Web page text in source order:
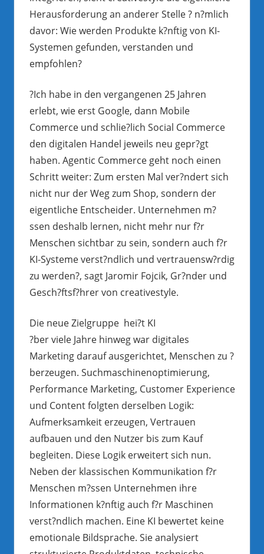
Herausforderung an anderer Stelle ? n?mlich
davor: Wie werden Produkte k?nftig von KI-
Systemen gefunden, verstanden und
empfohlen?
?Ich habe in den vergangenen 25 Jahren
erlebt, wie erst Google, dann Mobile
Commerce und schlie?lich Social Commerce
den digitalen Handel jeweils neu gepr?gt
haben. Agentic Commerce geht noch einen
Schritt weiter: Zum ersten Mal ver?ndert sich
nicht nur der Weg zum Shop, sondern der
eigentliche Entscheider. Unternehmen m?
ssen deshalb lernen, nicht mehr nur f?r
Menschen sichtbar zu sein, sondern auch f?r
KI-Systeme verst?ndlich und vertrauensw?rdig
zu werden?, sagt Jaromir Fojcik, Gr?nder und
Gesch?ftsf?hrer von creativestyle.
Die neue Zielgruppe hei?t KI
?ber viele Jahre hinweg war digitales
Marketing darauf ausgerichtet, Menschen zu ?
berzeugen. Suchmaschinenoptimierung,
Performance Marketing, Customer Experience
und Content folgten derselben Logik:
Aufmerksamkeit erzeugen, Vertrauen
aufbauen und den Nutzer bis zum Kauf
begleiten. Diese Logik erweitert sich nun.
Neben der klassischen Kommunikation f?r
Menschen m?ssen Unternehmen ihre
Informationen k?nftig auch f?r Maschinen
verst?ndlich machen. Eine KI bewertet keine
emotionale Bildsprache. Sie analysiert